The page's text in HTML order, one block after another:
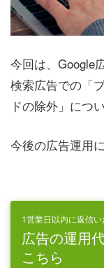
今回は、Google
検索広告での「
ドの除外」につ
今後の広告運用
1営業日以内に返信
広告の運用
こちら